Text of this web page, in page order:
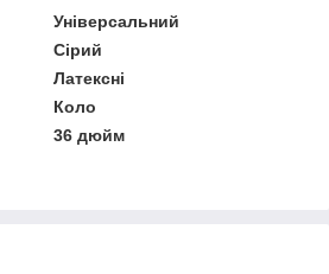
Універсальний
Сірий
Латексні
Коло
36 дюйм